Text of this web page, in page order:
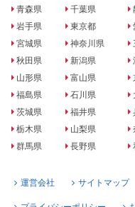
青森県
岩手県
宮城県
秋田県
山形県
福島県
茨城県
栃木県
群馬県
千葉県
東京都
神奈川県
新潟県
富山県
石川県
福井県
山梨県
長野県
運営会社 サイトマップ